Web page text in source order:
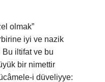
iyi ve nazik
iltifat ve bu
bir nimettir
i düveliyye: